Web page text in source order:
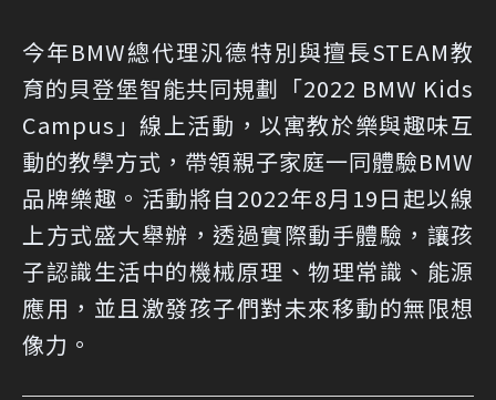
今年BMW總代理汎德特別與擅長STEAM教
育的貝登堡智能共同規劃「2022 BMW Kids
Campus」線上活動，以寓教於樂與趣味互
動的教學方式，帶領親子家庭一同體驗BMW
品牌樂趣。活動將自2022年8月19日起以線
上方式盛大舉辦，透過實際動手體驗，讓孩
子認識生活中的機械原理、物理常識、能源
應用，並且激發孩子們對未來移動的無限想
像力。